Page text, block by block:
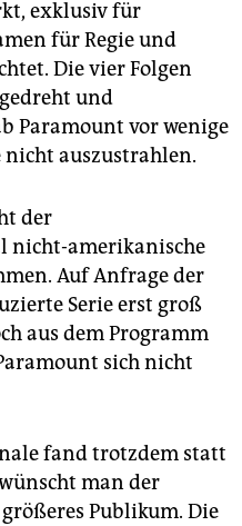
exklusiv für
für Regie und
Die vier Folgen
und
Paramount vor wenige
nicht auszustrahlen.
der
nicht-amerikanische
Auf Anfrage der
Serie erst groß
aus dem Programm
sich nicht
fand trotzdem statt
man der
Publikum. Die